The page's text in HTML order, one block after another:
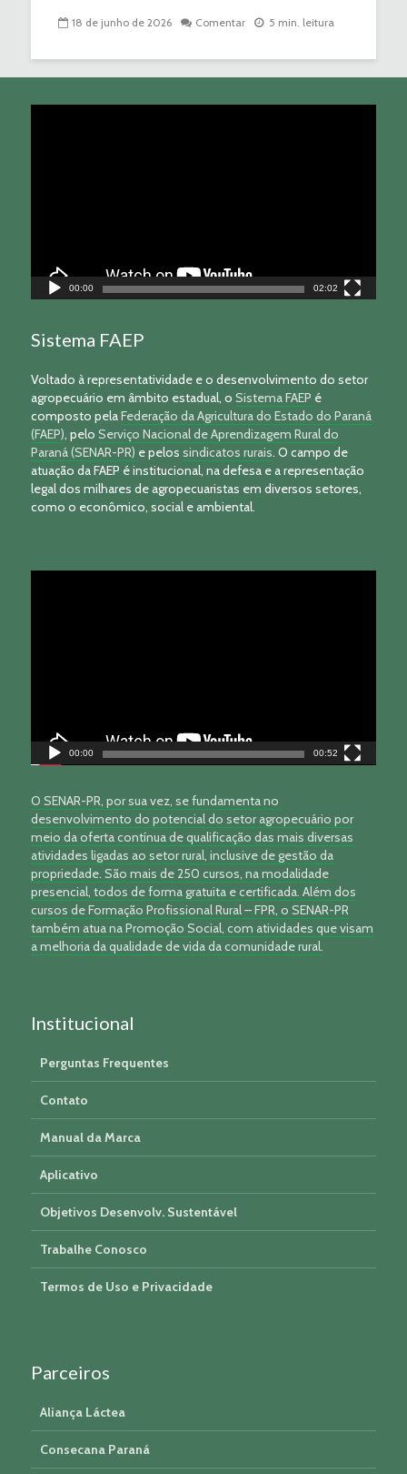
18 de junho de 2026 Comentar 5 min. leitura
00:00 02:02
Sistema FAEP
Voltado à representatividade e o desenvolvimento do setor
agropecuário em âmbito estadual, o Sistema FAEP é
composto pelaFederação da Agricultura do Estado do Paraná
(FAEP), pelo Serviço Nacional de Aprendizagem Rural do
Paraná (SENAR-PR) e pelos sindicatos rurais. O campo de
atuação da FAEP é institucional, na defesa e a representação
legal dos milhares de agropecuaristas em diversos setores,
como o econômico, social e ambiental.
00:00 00:52
O SENAR-PR, por sua vez, se fundamenta no
desenvolvimento do potencial do setor agropecuário por
meio da oferta contínua de qualificação das mais diversas
atividades ligadas ao setor rural, inclusive de gestão da
propriedade. São mais de 250 cursos, na modalidade
presencial, todos de forma gratuita e certificada. Além dos
cursos de Formação Profissional Rural – FPR, o SENAR-PR
também atua na Promoção Social, com atividades que visam
a melhoria da qualidade de vida da comunidade rural.
Institucional
Perguntas Frequentes
Contato
Manual da Marca
Aplicativo
Objetivos Desenvolv. Sustentável
Trabalhe Conosco
Termos de Uso e Privacidade
Parceiros
Aliança Láctea
Consecana Paraná